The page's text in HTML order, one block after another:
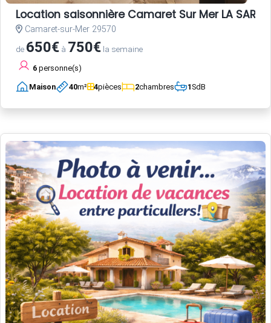
Location saisonnière Camaret Sur Mer LA
Camaret-sur-Mer 29570
de 650€ à 750€ la semaine
6 personne(s)
Maison 40m² 4pièces 2chambres 1SdB